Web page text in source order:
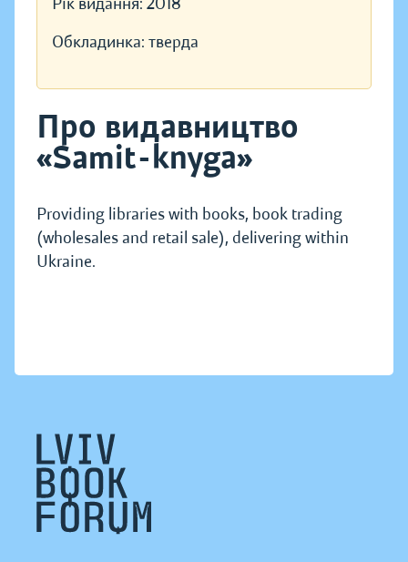
Обкладинка: тверда
Про видавництво
«Samit-knyga»
Providing libraries with books, book trading
(wholesales and retail sale), delivering within
Ukraine.